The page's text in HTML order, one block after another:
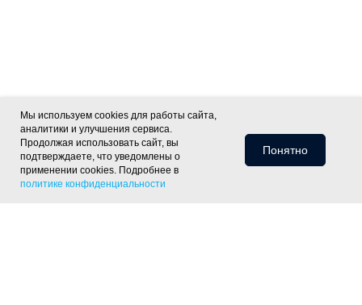
Мы используем cookies для работы сайта,
аналитики и улучшения сервиса.
Продолжая использовать сайт, вы
подтверждаете, что уведомлены о
применении cookies. Подробнее в
политике конфиденциальности
Понятно